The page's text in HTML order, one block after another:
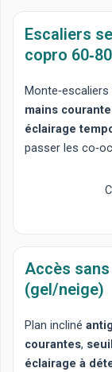
Escaliers
copro 60‑80
mains
éclairage
passer les
Accès
(gel/neige)
Plan incliné
courantes,
éclairage à